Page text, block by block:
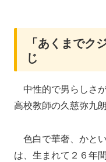
「あくまでク
じ
中性的で男らしさ
高校教師の久慈弥九
色白で華奢、かと
は、生まれて２６年